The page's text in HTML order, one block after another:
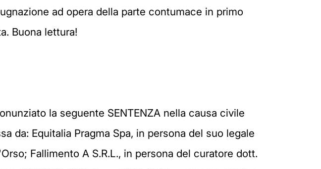
ad opera della parte contumace in primo
Buona lettura!
la seguente SENTENZA nella causa civile
da: Equitalia Pragma Spa, in persona del suo legale
Fallimento A S.R.L., in persona del curatore dott.